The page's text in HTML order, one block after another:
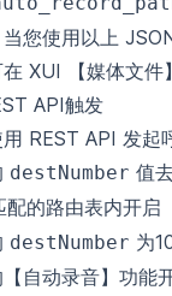
您使用以上
XUI 【媒体文件
API触发
REST API 发起
destNumber 值
配的路由表内开启
destNumber 为
自动录音】功能开